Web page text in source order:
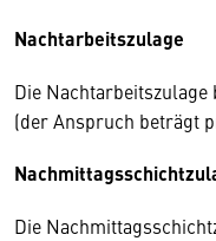
Nachtarbeitszulage
Die Nachtarbeitszulage
(der Anspruch beträgt
Die